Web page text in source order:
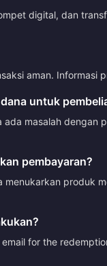
digital, dan
aman. Informasi
untuk
masalah
pembayaran?
produk
for the